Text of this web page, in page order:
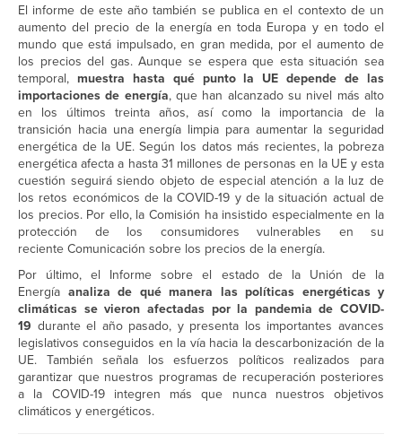
El informe de este año también se publica en el contexto de un
aumento del precio de la energía en toda Europa y en todo el
mundo que está impulsado, en gran medida, por el aumento de
los precios del gas. Aunque se espera que esta situación sea
temporal, muestra hasta qué punto la UE depende de las
importaciones de energía, que han alcanzado su nivel más alto
en los últimos treinta años, así como la importancia de la
transición hacia una energía limpia para aumentar la seguridad
energética de la UE. Según los datos más recientes, la pobreza
energética afecta a hasta 31 millones de personas en la UE y esta
cuestión seguirá siendo objeto de especial atención a la luz de
los retos económicos de la COVID-19 y de la situación actual de
los precios. Por ello, la Comisión ha insistido especialmente en la
protección de los consumidores vulnerables en su
reciente Comunicación sobre los precios de la energía.
Por último, el Informe sobre el estado de la Unión de la
Energía analiza de qué manera las políticas energéticas y
climáticas se vieron afectadas por la pandemia de COVID-
19 durante el año pasado, y presenta los importantes avances
legislativos conseguidos en la vía hacia la descarbonización de la
UE. También señala los esfuerzos políticos realizados para
garantizar que nuestros programas de recuperación posteriores
a la COVID-19 integren más que nunca nuestros objetivos
climáticos y energéticos.